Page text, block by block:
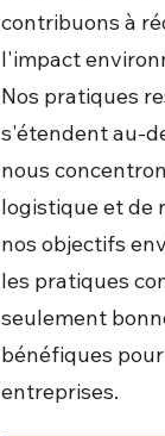
contribuons à
l'impact
Nos pratiques
s'étendent au-
nous
logistique et de
nos objectifs
les pratiques
seulement
bénéfiques
entreprises.